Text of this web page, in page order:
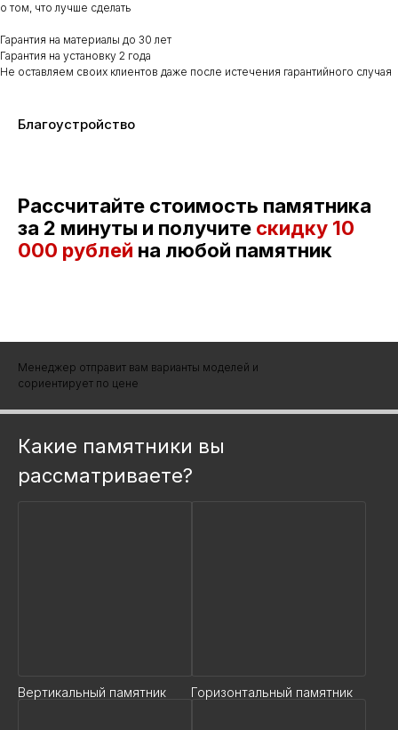
о том, что лучше сделать
Гарантия на материалы до 30 лет
Гарантия на установку 2 года
Не оставляем своих клиентов даже после истечения гарантийного случая
Благоустройство
Рассчитайте стоимость памятника
за 2 минуты и получите скидку 10
000 рублей на любой памятник
Менеджер отправит вам варианты моделей и
сориентирует по цене
Какие памятники вы
рассматриваете?
Вертикальный памятник Горизонтальный памятник